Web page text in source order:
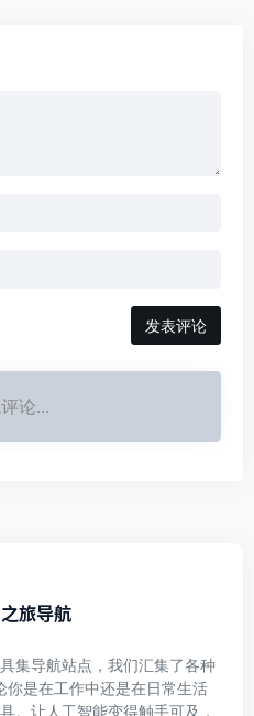
发表评论
论...
集导航站点，我们汇集了各种
是在工作中还是在日常生活
。让人工智能变得触手可及，